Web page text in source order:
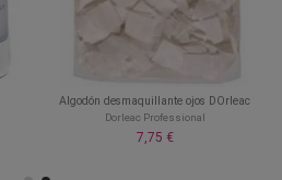
Algodón desmaquillante ojos DOrleac
Dorleac Professional
7,75 €